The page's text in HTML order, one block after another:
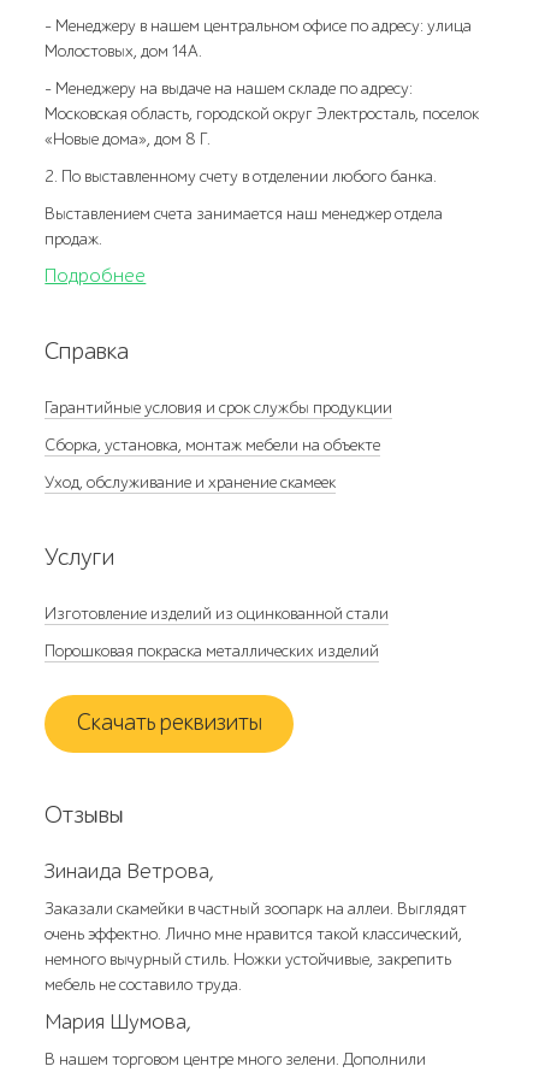
- Менеджеру в нашем центральном офисе по адресу: улица
Молостовых, дом 14А.
- Менеджеру на выдаче на нашем складе по адресу:
Московская область, городской округ Электросталь, поселок
«Новые дома», дом 8 Г.
2. По выставленному счету в отделении любого банка.
Выставлением счета занимается наш менеджер отдела
продаж.
Подробнее
Справка
Гарантийные условия и срок службы продукции
Сборка, установка, монтаж мебели на объекте
Уход, обслуживание и хранение скамеек
Услуги
Изготовление изделий из оцинкованной стали
Порошковая покраска металлических изделий
Скачать реквизиты
Отзывы
Зинаида Ветрова,
Заказали скамейки в частный зоопарк на аллеи. Выглядят
очень эффектно. Лично мне нравится такой классический,
немного вычурный стиль. Ножки устойчивые, закрепить
мебель не составило труда.
Мария Шумова,
В нашем торговом центре много зелени. Дополнили